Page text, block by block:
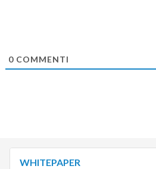
0COMMENTI
WHITEPAPER